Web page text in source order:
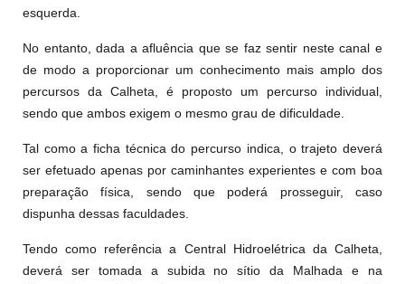
esquerda.
No entanto, dada a afluência que se faz sentir neste canal e
de modo a proporcionar um conhecimento mais amplo dos
percursos da Calheta, é proposto um percurso individual,
sendo que ambos exigem o mesmo grau de dificuldade.
Tal como a ficha técnica do percurso indica, o trajeto deverá
ser efetuado apenas por caminhantes experientes e com boa
preparação física, sendo que poderá prosseguir, caso
dispunha dessas faculdades.
Tendo como referência a Central Hidroelétrica da Calheta,
deverá ser tomada a subida no sítio da Malhada e na